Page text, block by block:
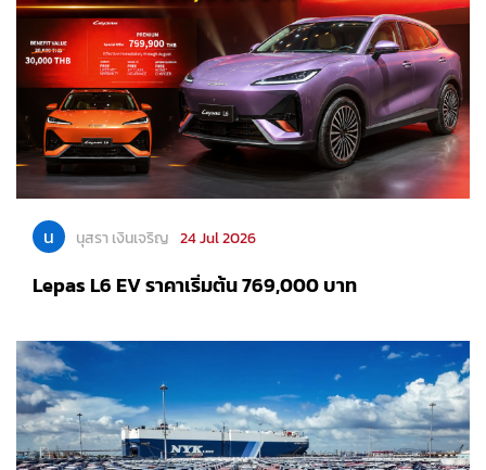
น นุสรา เงินเจริญ 24 Jul 2026
Lepas L6 EV ราคาเริ่มต้น 769,000 บาท